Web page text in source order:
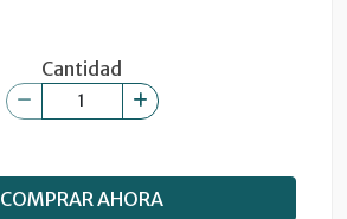
Cantidad
COMPRAR AHORA